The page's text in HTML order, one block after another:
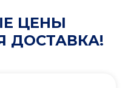
ЦЕНЫ
ДОСТАВКА!